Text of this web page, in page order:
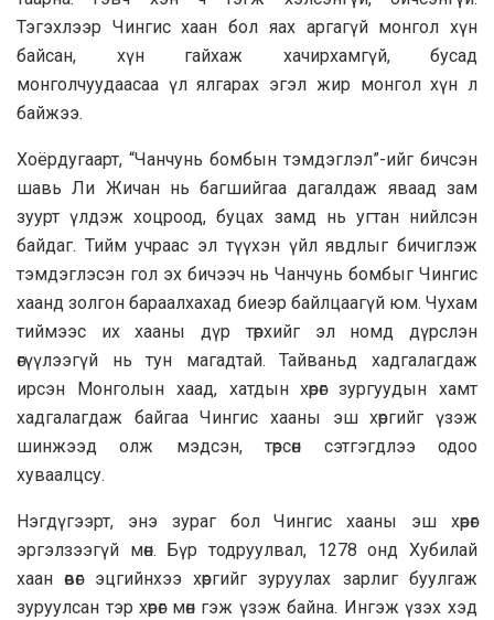
Тэгэхлээр Чингис хаан бол яах аргагүй монгол хүн
байсан, хүн гайхаж хачирхамгүй, бусад
монголчуудаасаа үл ялгарах эгэл жир монгол хүн л
байжээ.
Хоёрдугаарт, “Чанчунь бомбын тэмдэглэл”-ийг бичсэн
шавь Ли Жичан нь багшийгаа дагалдаж яваад зам
зуурт үлдэж хоцроод, буцах замд нь угтан нийлсэн
байдаг. Тийм учраас эл түүхэн үйл явдлыг бичиглэж
тэмдэглэсэн гол эх бичээч нь Чанчунь бомбыг Чингис
хаанд золгон бараалхахад биеэр байлцаагүй юм. Чухам
тиймээс их хааны дүр төрхийг эл номд дүрслэн
өгүүлээгүй нь тун магадтай. Тайваньд хадгалагдаж
ирсэн Монголын хаад, хатдын хөрөг зургуудын хамт
хадгалагдаж байгаа Чингис хааны эш хөргийг үзэж
шинжээд олж мэдсэн, төрсөн сэтгэгдлээ одоо
хуваалцсу.
Нэгдүгээрт, энэ зураг бол Чингис хааны эш хөрөг
эргэлзээгүй мөн. Бүр тодруулвал, 1278 онд Хубилай
хаан өвөг эцгийнхээ хөргийг зуруулах зарлиг буулгаж
зуруулсан тэр хөрөг мөн гэж үзэж байна. Ингэж үзэх хэд